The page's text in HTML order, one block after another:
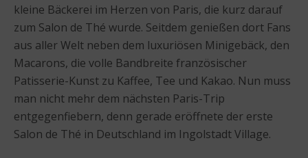
kleine Bäckerei im Herzen von Paris, die kurz darauf
zum Salon de Thé wurde. Seitdem genießen dort Fans
aus aller Welt neben dem luxuriösen Minigebäck, den
Macarons, die volle Bandbreite französischer
Patisserie-Kunst zu Kaffee, Tee und Kakao. Nun muss
man nicht mehr dem nächsten Paris-Trip
entgegenfiebern, denn gerade eröffnete der erste
Salon de Thé in Deutschland im Ingolstadt Village.